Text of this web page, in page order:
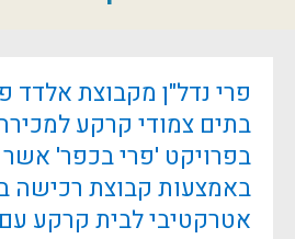
פרי נדל"ן מקבוצת אלדד
בתים צמודי קרקע
בפרויקט 'פרי בכפר'
באמצעות קבוצת רכישה
אטרקטיבי לבית קרקע עם 6 חדרים וגינה